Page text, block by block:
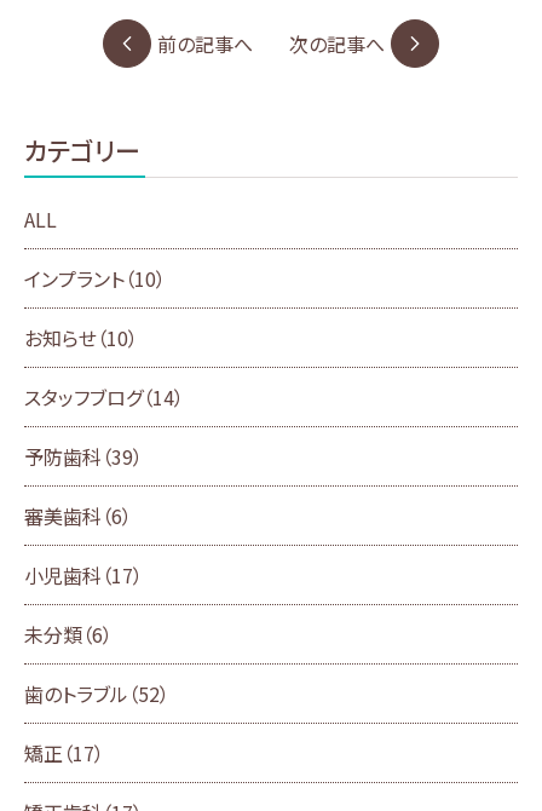
前の記事へ 次の記事へ
カテゴリー
ALL
インプラント（10）
お知らせ（10）
スタッフブログ（14）
予防歯科 （39）
審美歯科 （6）
小児歯科 （17）
未分類（6）
歯のトラブル （52）
矯正 （17）